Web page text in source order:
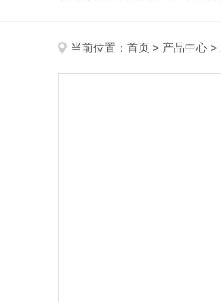
当前位置： 首页 > 产品中心 >